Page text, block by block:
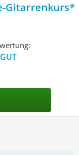
Gitarrenkurs